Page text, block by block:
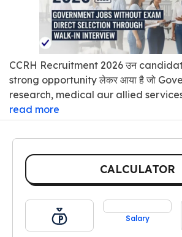
CCRH Recruitment 2026 उन
strong opportunity लेकर आया है जो
research, medical aur allied
read more
CALCULATOR
Salary